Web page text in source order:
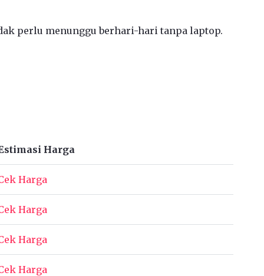
perlu menunggu berhari-hari tanpa laptop.
Harga
Harga
Harga
Harga
Harga